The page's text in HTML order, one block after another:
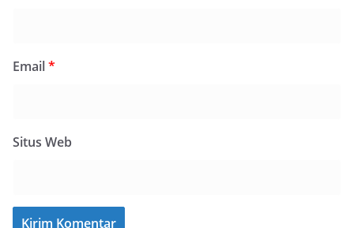
Email*
Situs Web